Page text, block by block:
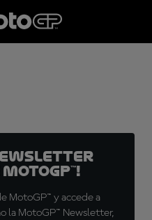
MotoGP™ y accede a
la MotoGP™ Newsletter,